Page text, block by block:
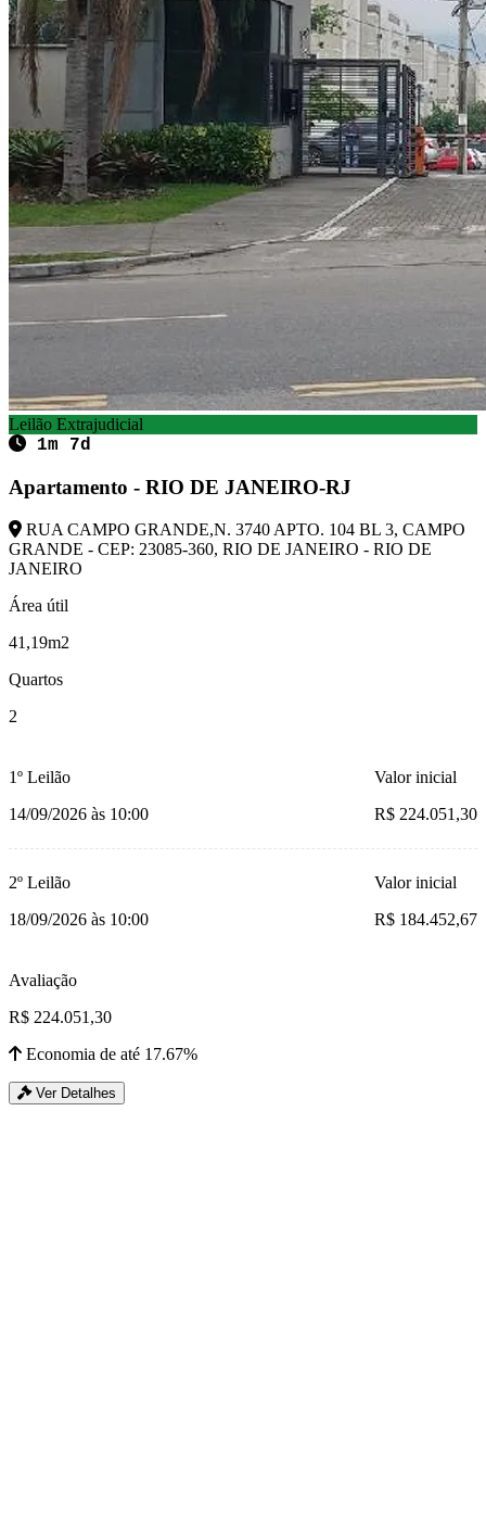
Leilão Extrajudicial
1m 7d
Apartamento - RIO DE JANEIRO-RJ
RUA CAMPO GRANDE,N. 3740 APTO. 104 BL 3, CAMPO
GRANDE - CEP: 23085-360, RIO DE JANEIRO - RIO DE
JANEIRO
Área útil
41,19m2
Quartos
2
1º Leilão
14/09/2026 às 10:00
Valor inicial
R$ 224.051,30
2º Leilão
18/09/2026 às 10:00
Valor inicial
R$ 184.452,67
Avaliação
R$ 224.051,30
Economia de até 17.67%
Ver Detalhes